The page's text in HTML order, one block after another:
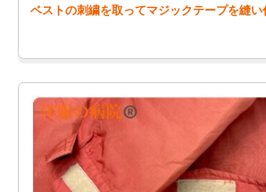
ベストの刺繍を取ってマジックテープを縫い